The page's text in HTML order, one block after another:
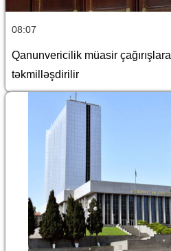
08:07
Qanunvericilik müasir
təkmilləşdirilir